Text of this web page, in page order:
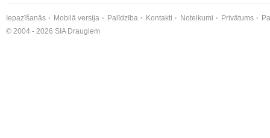
Iepazīšanās Mobilā versija Palīdzība Kontakti Noteikumi Privātums
© 2004 - 2026 SIA Draugiem